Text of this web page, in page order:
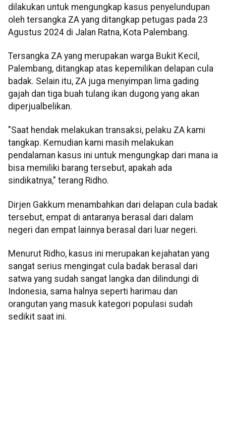
dilakukan untuk mengungkap kasus penyelundupan
oleh tersangka ZA yang ditangkap petugas pada 23
Agustus 2024 di Jalan Ratna, Kota Palembang.
Tersangka ZA yang merupakan warga Bukit Kecil,
Palembang, ditangkap atas kepemilikan delapan cula
badak. Selain itu, ZA juga menyimpan lima gading
gajah dan tiga buah tulang ikan dugong yang akan
diperjualbelikan.
"Saat hendak melakukan transaksi, pelaku ZA kami
tangkap. Kemudian kami masih melakukan
pendalaman kasus ini untuk mengungkap dari mana ia
bisa memiliki barang tersebut, apakah ada
sindikatnya," terang Ridho.
Dirjen Gakkum menambahkan dari delapan cula badak
tersebut, empat di antaranya berasal dari dalam
negeri dan empat lainnya berasal dari luar negeri.
Menurut Ridho, kasus ini merupakan kejahatan yang
sangat serius mengingat cula badak berasal dari
satwa yang sudah sangat langka dan dilindungi di
Indonesia, sama halnya seperti harimau dan
orangutan yang masuk kategori populasi sudah
sedikit saat ini.